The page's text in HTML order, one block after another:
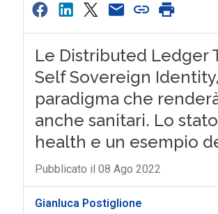
Le Distributed Ledger
Self Sovereign
paradigma che
anche sanitari. Lo
health e un esempio
Pubblicato il 08 Ago 2022
Gianluca Postiglione